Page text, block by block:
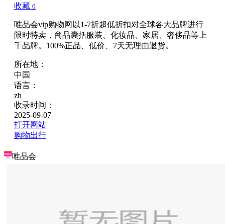
收藏 0
唯品会vip购物网以1-7折超低折扣对全球各大品牌进行
限时特卖，商品囊括服装、化妆品、家居、奢侈品等上
千品牌。100%正品、低价、7天无理由退货。
所在地：
中国
语言：
zh
收录时间：
2025-09-07
打开网站
购物出行
唯品会